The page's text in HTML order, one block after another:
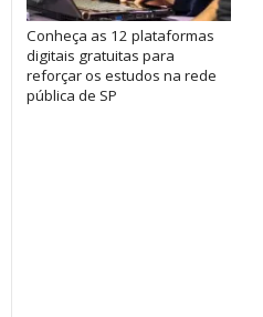
Conheça as 12 plataformas
digitais gratuitas para
reforçar os estudos na rede
pública de SP